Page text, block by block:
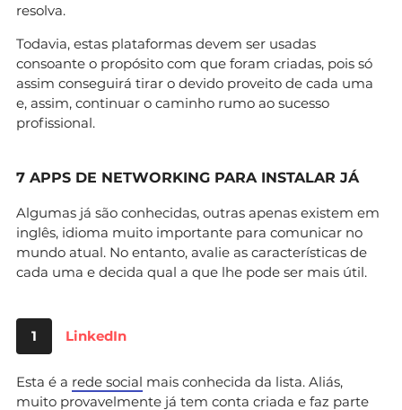
resolva.
Todavia, estas plataformas devem ser usadas
consoante o propósito com que foram criadas, pois só
assim conseguirá tirar o devido proveito de cada uma
e, assim, continuar o caminho rumo ao sucesso
profissional.
7 APPS DE NETWORKING PARA INSTALAR JÁ
Algumas já são conhecidas, outras apenas existem em
inglês, idioma muito importante para comunicar no
mundo atual. No entanto, avalie as características de
cada uma e decida qual a que lhe pode ser mais útil.
1 LinkedIn
Esta é a rede social mais conhecida da lista. Aliás,
muito provavelmente já tem conta criada e faz parte